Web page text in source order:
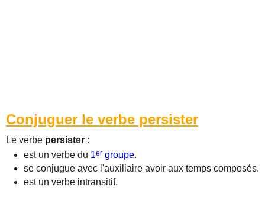
Conjuguer le verbe persister
Le verbe persister :
est un verbe du 1er groupe.
se conjugue avec l'auxiliaire avoir aux temps composés.
est un verbe intransitif.